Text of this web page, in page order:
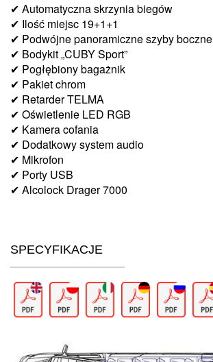
✔ Automatyczna skrzynia biegów
✔ Ilość miejsc 19+1+1
✔ Podwójne panoramiczne szyby boczne
✔ Bodykit „CUBY Sport”
✔ Pogłębiony bagażnik
✔ Pakiet chrom
✔ Retarder TELMA
✔ Oświetlenie LED RGB
✔ Kamera cofania
✔ Dodatkowy system audio
✔ Mikrofon
✔ Porty USB
✔ Alcolock Drager 7000
SPECYFIKACJE